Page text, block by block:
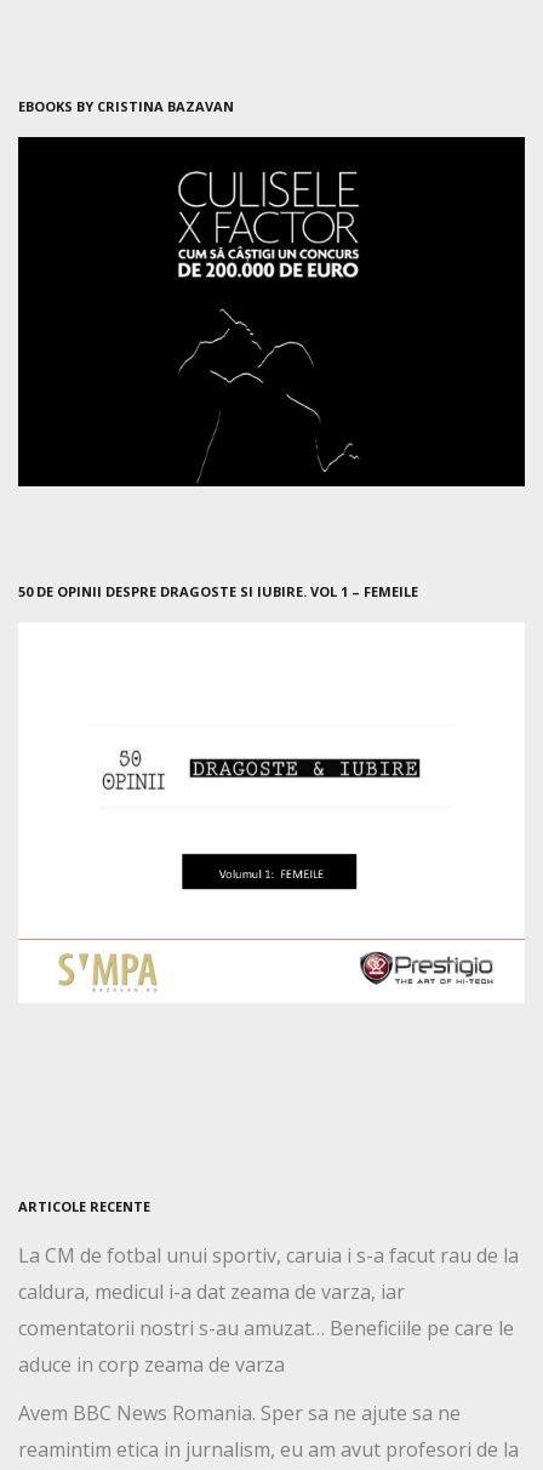
EBOOKS BY CRISTINA BAZAVAN
50 DE OPINII DESPRE DRAGOSTE SI IUBIRE. VOL 1 – FEMEILE
ARTICOLE RECENTE
La CM de fotbal unui sportiv, caruia i s-a facut rau de la
caldura, medicul i-a dat zeama de varza, iar
comentatorii nostri s-au amuzat… Beneficiile pe care le
aduce in corp zeama de varza
Avem BBC News Romania. Sper sa ne ajute sa ne
reamintim etica in jurnalism, eu am avut profesori de la